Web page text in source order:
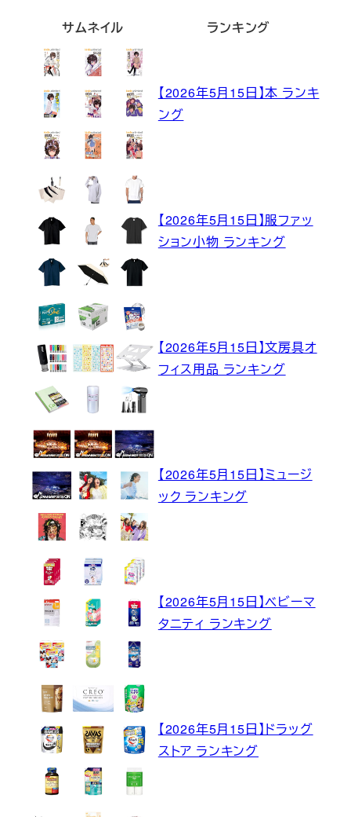
サムネイル ランキング
【2026年5月15日】本 ランキ
ング
【2026年5月15日】服ファッ
ション小物 ランキング
【2026年5月15日】文房具オ
フィス用品 ランキング
【2026年5月15日】ミュージ
ック ランキング
【2026年5月15日】ベビーマ
タニティ ランキング
【2026年5月15日】ドラッグ
ストア ランキング